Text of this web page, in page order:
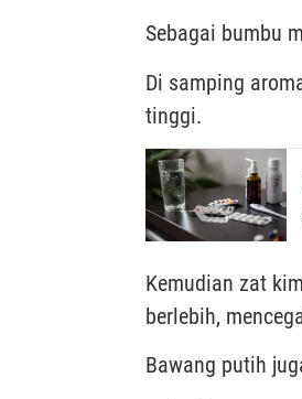
Sebagai bumbu
Di samping
tinggi.
Kemudian zat
berlebih,
Bawang putih